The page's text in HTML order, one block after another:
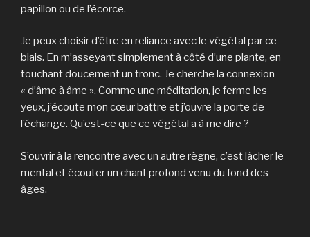
papillon ou de l’écorce.
Je peux choisir d’être en reliance avec le végétal par ce
biais. En m’asseyant simplement à côté d’une plante, en
touchant doucement un tronc. Je cherche la connexion
« d’âme à âme ». Comme une méditation, je ferme les
yeux, j’écoute mon cœur battre et j’ouvre la porte de
l’échange. Qu’est-ce que ce végétal a à me dire ?
S’ouvrir à la rencontre avec un autre règne, c’est lâcher le
mental et écouter un chant profond venu du fond des
âges.